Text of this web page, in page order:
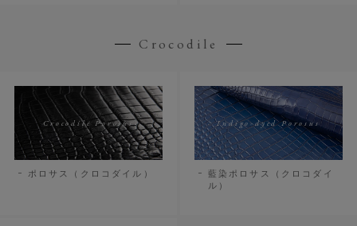
Crocodile
Crocodile Porosus
ポロサス（クロコダイル）
Indigo-dyed Porosus
藍染ポロサス（クロコダイ
ル）